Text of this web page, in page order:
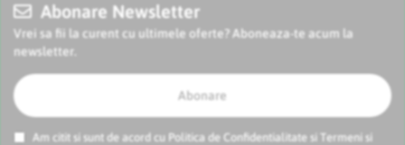
Abonare Newsletter
Vrei sa fii la curent cu ultimele oferte? Aboneaza-te acum la
newsletter.
Abonare
Am citit si sunt de acord cu Politica de Confidentialitate si
Termeni si